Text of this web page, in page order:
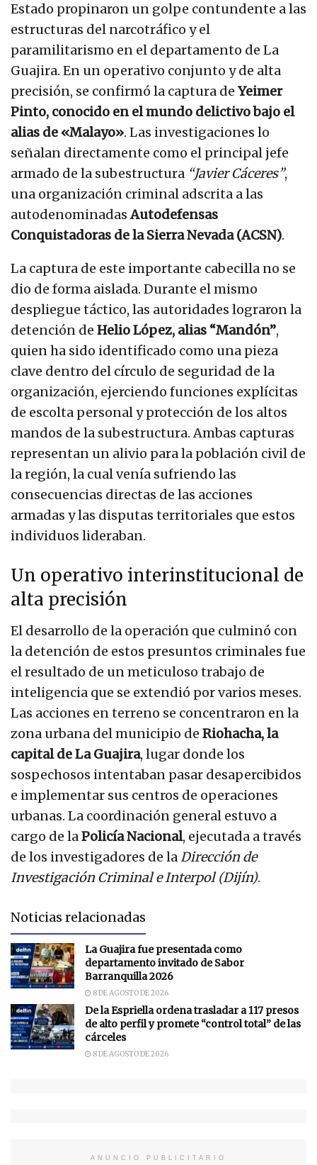
Estado propinaron un golpe contundente a las
estructuras del narcotráfico y el
paramilitarismo en el departamento de La
Guajira. En un operativo conjunto y de alta
precisión, se confirmó la captura de Yeimer
Pinto, conocido en el mundo delictivo bajo el
alias de «Malayo». Las investigaciones lo
señalan directamente como el principal jefe
armado de la subestructura “Javier Cáceres”,
una organización criminal adscrita a las
autodenominadasAutodefensas
Conquistadoras de la Sierra Nevada (ACSN).
La captura de este importante cabecilla no se
dio de forma aislada. Durante el mismo
despliegue táctico, las autoridades lograron la
detención de Helio López, alias “Mandón”,
quien ha sido identificado como una pieza
clave dentro del círculo de seguridad de la
organización, ejerciendo funciones explícitas
de escolta personal y protección de los altos
mandos de la subestructura. Ambas capturas
representan un alivio para la población civil de
la región, la cual venía sufriendo las
consecuencias directas de las acciones
armadas y las disputas territoriales que estos
individuos lideraban.
Un operativo interinstitucional de
alta precisión
El desarrollo de la operación que culminó con
la detención de estos presuntos criminales fue
el resultado de un meticuloso trabajo de
inteligencia que se extendió por varios meses.
Las acciones en terreno se concentraron en la
zona urbana del municipio de Riohacha, la
capital de La Guajira, lugar donde los
sospechosos intentaban pasar desapercibidos
e implementar sus centros de operaciones
urbanas. La coordinación general estuvo a
cargo de laPolicía Nacional, ejecutada a través
de los investigadores de laDirección de
Investigación Criminal e Interpol (Dijín).
Noticias relacionadas
La Guajira fue presentada como
departamento invitado de Sabor
Barranquilla 2026
8 DE AGOSTO DE 2026
De la Espriella ordena trasladar a 117 presos
de alto perfil y promete “control total” de las
cárceles
8 DE AGOSTO DE 2026
ANUNCIO PUBLICITARIO